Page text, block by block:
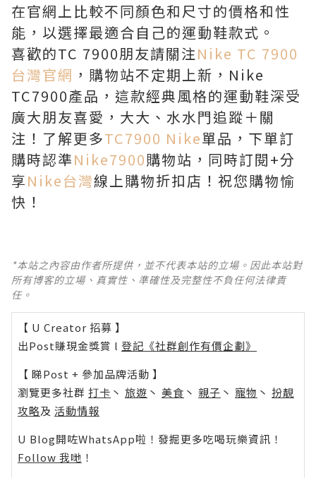
在官網上比較不同顏色和尺寸的價格和性
能，以選擇最適合自己的運動鞋款式。
喜歡的TC 7900朋友請關注Nike TC 7900
台灣官網 ，購物站不定期上新，Nike
TC7900產品，這款經典風格的運動鞋深受
廣大朋友喜愛，大大、水水門追蹤＋關
注！了解更多TC7900 Nike單品，下單訂
購時認準Nike7900購物站，同時訂閱+分
享Nike台灣線上購物折扣店！祝您購物愉
快！
*本站之內容由作者所提供，並不代表本站的立場。因此本站對
所有博客的立場、真實性、準確性及完整性不負任何法律責
任。
【 U Creator 招募 】
出Post賺現金獎賞 l 登記《社群創作有價企劃》
【 睇Post + 參加品牌活動 】
瀏覽更多社群 打卡 丶 旅遊 丶 美食 丶 親子 丶 寵物 丶 扮靚
攻略及 活動情報
U Blog開咗WhatsApp啦！發掘更多吃喝玩樂資訊！
Follow 我哋 ！